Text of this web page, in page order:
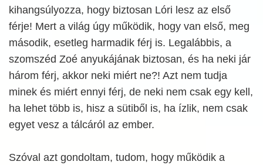
kihangsúlyozza, hogy biztosan Lóri lesz az első
férje! Mert a világ úgy működik, hogy van első, meg
második, esetleg harmadik férj is. Legalábbis, a
szomszéd Zoé anyukájának biztosan, és ha neki jár
három férj, akkor neki miért ne?! Azt nem tudja
minek és miért ennyi férj, de neki nem csak egy kell,
ha lehet több is, hisz a sütiből is, ha ízlik, nem csak
egyet vesz a tálcáról az ember.
Szóval azt gondoltam, tudom, hogy működik a